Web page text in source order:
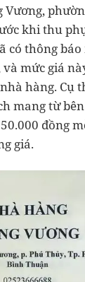
khi thu
có thông
mức giá
hàng. Cụ
mang từ
đồng
giá.